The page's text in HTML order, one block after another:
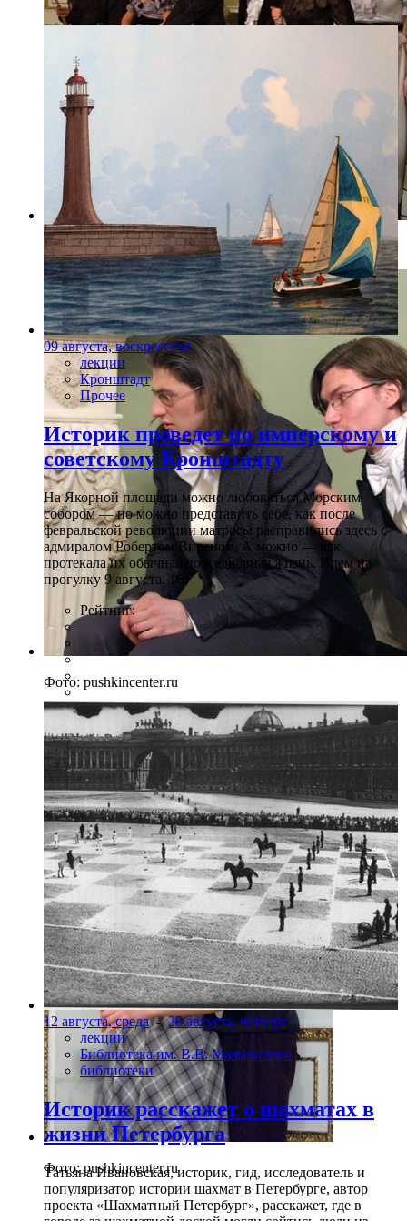
Фото: pushkincenter.ru
Фото: pushkincenter.ru
Фото: pushkincenter.ru
09 августа, воскресенье
лекции
Кронштадт
Прочее
Историк проведет по имперскому и
советскому Кронштадту
На Якорной площади можно любоваться Морским
собором — но можно представить себе, как после
февральской революции матросы расправились здесь с
адмиралом Робертом Виреном. А можно — как
протекала их обычная повседневная жизнь. Идем на
прогулку 9 августа. 16+
Рейтинг:
12 августа, среда-20 августа, четверг
лекции
Библиотека им. В.В. Маяковского
библиотеки
Историк расскажет о шахматах в
жизни Петербурга
Татьяна Ивановская, историк, гид, исследователь и
популяризатор истории шахмат в Петербурге, автор
проекта «Шахматный Петербург», расскажет, где в